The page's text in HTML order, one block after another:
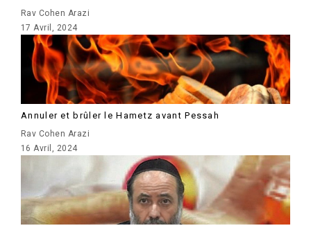
Rav Cohen Arazi
17 Avril, 2024
Annuler et brûler le Hametz avant Pessah
Rav Cohen Arazi
16 Avril, 2024